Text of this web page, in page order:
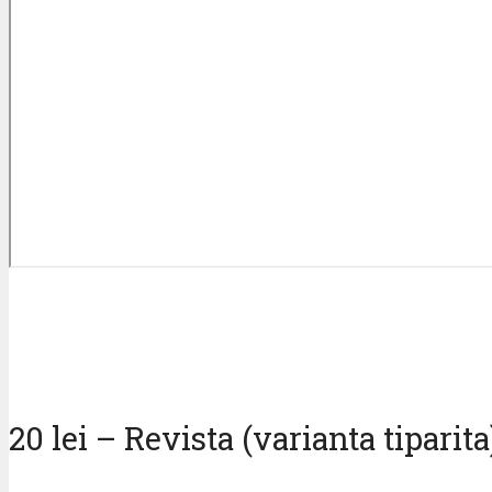
20 lei – Revista (varianta